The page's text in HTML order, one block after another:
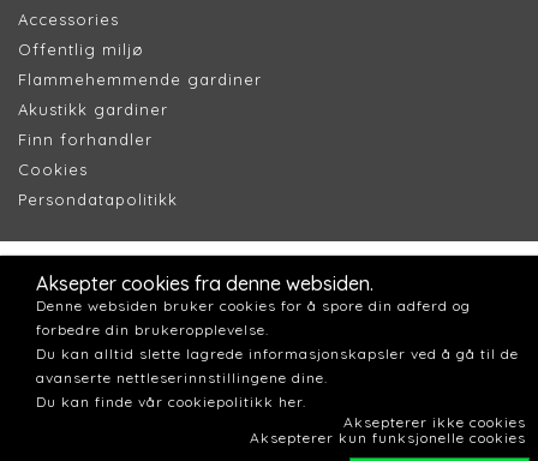
Accessories
Offentlig miljø
Flammehemmende gardiner
Akustikk gardiner
Finn forhandler
Cookies
Persondatapolitikk
Aksepter cookies fra denne websiden.
Denne websiden bruker cookies for å spore din adferd og
forbedre din brukeropplevelse.
Du kan alltid slette lagrede informasjonskapsler ved å gå til de
avanserte nettleserinnstillingene dine.
Du kan finde vår cookiepolitikk her.
Aksepterer ikke cookies
Aksepterer kun funksjonelle cookies